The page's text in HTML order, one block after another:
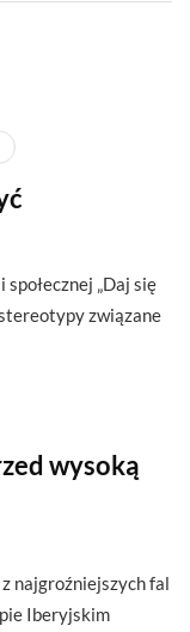
„Daj się
związane
wysoką
najgroźniejszych fal
Iberyjskim